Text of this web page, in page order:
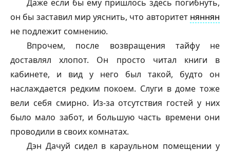
Даже если бы ему пришлось здесь погибнуть,
он бы заставил мир уяснить, что авторитет няннян
не подлежит сомнению.
Впрочем, после возвращения тайфуне
доставлял хлопот. Он просто читал книги в
кабинете, и вид у него был такой, будто он
наслаждается редким покоем. Слуги в доме тоже
вели себя смирно. Из-за отсутствия гостей у них
было мало забот, и большую часть времени они
проводили в своих комнатах.
Дэн Дачуй сидел в караульном помещении у